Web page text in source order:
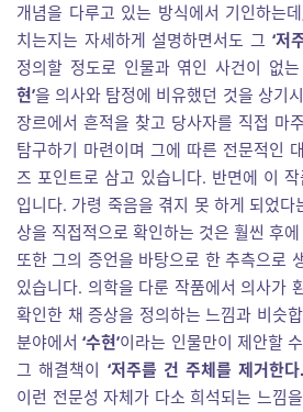
개념을 다루고 있는 방식에서 기인하는
치는지는 자세하게 설명하면서도 그 ‘저
정의할 정도로 인물과 엮인 사건이 없
현’을 의사와 탐정에 비유했던 것을 상기
장르에서 흔적을 찾고 당사자를 직접 마
탐구하기 마련이며 그에 따른 전문적인
즈 포인트로 삼고 있습니다. 반면에 이
입니다. 가령 죽음을 겪지 못 하게 되었다
상을 직접적으로 확인하는 것은 훨씬 후
또한 그의 증언을 바탕으로 한 추측으로
있습니다. 의학을 다룬 작품에서 의사가
확인한 채 증상을 정의하는 느낌과 비슷
분야에서‘수현’이라는 인물만이 제안할
그 해결책이 ‘저주를 건 주체를 제거한다
이런 전문성 자체가 다소 희석되는 느낌